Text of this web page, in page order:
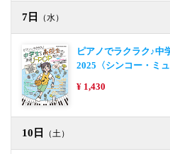
7日 （水）
ピアノでラクラク♪中
2025〈シンコー・ミ
¥ 1,430
10日 （土）